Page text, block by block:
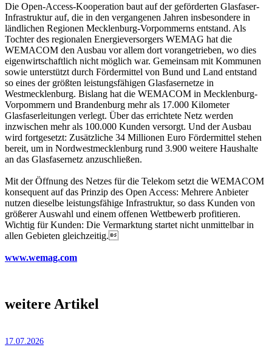
Die Open-Access-Kooperation baut auf der geförderten Glasfaser-
Infrastruktur auf, die in den vergangenen Jahren insbesondere in
ländlichen Regionen Mecklenburg-Vorpommerns entstand. Als
Tochter des regionalen Energieversorgers WEMAG hat die
WEMACOM den Ausbau vor allem dort vorangetrieben, wo dies
eigenwirtschaftlich nicht möglich war. Gemeinsam mit Kommunen
sowie unterstützt durch Fördermittel von Bund und Land entstand
so eines der größten leistungsfähigen Glasfasernetze in
Westmecklenburg. Bislang hat die WEMACOM in Mecklenburg-
Vorpommern und Brandenburg mehr als 17.000 Kilometer
Glasfaserleitungen verlegt. Über das errichtete Netz werden
inzwischen mehr als 100.000 Kunden versorgt. Und der Ausbau
wird fortgesetzt: Zusätzliche 34 Millionen Euro Fördermittel stehen
bereit, um in Nordwestmecklenburg rund 3.900 weitere Haushalte
an das Glasfasernetz anzuschließen.
Mit der Öffnung des Netzes für die Telekom setzt die WEMACOM
konsequent auf das Prinzip des Open Access: Mehrere Anbieter
nutzen dieselbe leistungsfähige Infrastruktur, so dass Kunden von
größerer Auswahl und einem offenen Wettbewerb profitieren.
Wichtig für Kunden: Die Vermarktung startet nicht unmittelbar in
allen Gebieten gleichzeitig.
www.wemag.com
weitere Artikel
17.07.2026